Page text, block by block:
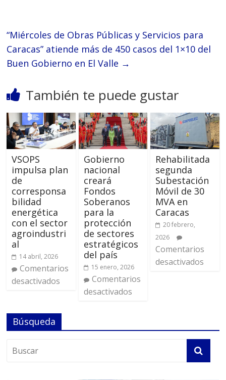
“Miércoles de Obras Públicas y Servicios para
Caracas” atiende más de 450 casos del 1×10 del
Buen Gobierno en El Valle →
También te puede gustar
VSOPS
impulsa plan
de
corresponsa
bilidad
energética
con el sector
agroindustri
al
14 abril, 2026
Comentarios
desactivados
Gobierno
nacional
creará
Fondos
Soberanos
para la
protección
de sectores
estratégicos
del país
15 enero, 2026
Comentarios
desactivados
Rehabilitada
segunda
Subestación
Móvil de 30
MVA en
Caracas
20 febrero,
2026
Comentarios
desactivados
Búsqueda